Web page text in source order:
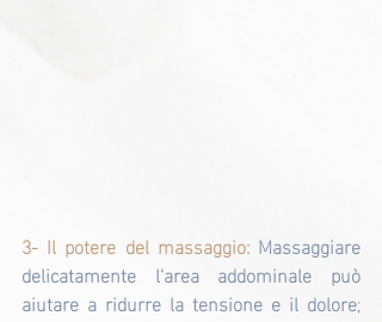
3- Il potere del massaggio: Massaggiare
delicatamente l'area addominale può
aiutare a ridurre la tensione e il dolore;